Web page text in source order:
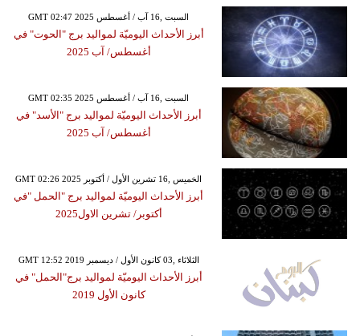
GMT 02:47 2025 السبت ,16 آب / أغسطس
أبرز الأحداث اليوميّة لمواليد برج "الحوت" في
أغسطس/ آب 2025
GMT 02:35 2025 السبت ,16 آب / أغسطس
أبرز الأحداث اليوميّة لمواليد برج "الأسد" في
أغسطس/ آب 2025
GMT 02:26 2025 الخميس ,16 تشرين الأول / أكتوبر
أبرز الأحداث اليوميّة لمواليد برج "الحمل "في
أكتوبر/ تشرين الاول2025
GMT 12:52 2019 الثلاثاء ,03 كانون الأول / ديسمبر
أبرز الأحداث اليوميّة لمواليد برج"الحمل" في
كانون الأول 2019